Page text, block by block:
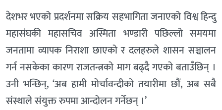
देशभर भएको प्रदर्शनमा सक्रिय सहभागिता जनाएको विश्व हिन्दु
महासंघकी महासचिव अस्मिता भण्डारी पछिल्लो समयमा
जनतामा व्यापक निराशा छाएको र दलहरुले शासन सञ्चालन
गर्न नसकेका कारण राजतन्त्रको माग बढ्दै गएको बताउँछिन् ।
उनी भन्छिन्, ‘अब हामी मोर्चावन्दीको तयारीमा छौं, अब सबै
संस्थाले संयुक्त रुपमा आन्दोलन गर्नेछन् ।’